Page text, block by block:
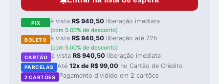
PIX à vistaR$ 940,50 liberação imediata
(com 5.00% de desconto)
BOLETO à vistaR$ 940,50 liberação até 72h
(com 5.00% de desconto)
CARTÃO à vista R$ 940,50 liberação imediata
PARCELAS Até12x de R$ 99,00 no Cartão de Crédito
2 CARTÕES Pagamento dividido em 2 cartões